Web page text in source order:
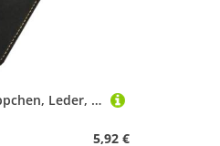
Retro-Federmäppchen, Leder, Stifteetui, Schule, Bürobedarf für Studenten, geräumige Aufbewahrung, Retro-Tasche, Box, einfacher Stift, Schule, Bürobedarf, Schwarz
5,92 €